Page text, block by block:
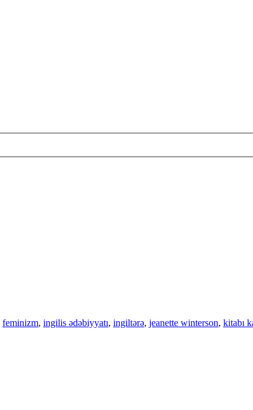
feminizm, ingilis ədəbiyyatı, ingiltərə, jeanette winterson, kitabı